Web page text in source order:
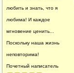
любить и знать, что я
любима! И каждое
мгновение ценить...
Поскольку наша жизнь
неповторима!
Почетный написатель